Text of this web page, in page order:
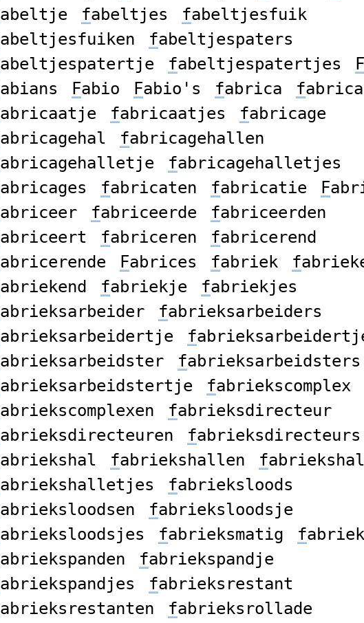
abeltje fabeltjes fabeltjesfuik
abeltjesfuiken fabeltjespaters
abeltjespatertje fabeltjespatertjes F
abians Fabio Fabio's fabrica f
abricaatje fabricaatjes fabricage
abricagehal fabricagehallen
abricagehalletje fabricagehalletjes
abricages fabricaten fabricatie F
abriceer fabriceerde fabriceerden
abriceert fabriceren fabricerend
abricerende Fabrices fabriek f
abriekend fabriekje fabriekjes
abrieksarbeider fabrieksarbeiders
abrieksarbeidertje f
abrieksarbeidster fabrieksarbeidsters
abrieksarbeidstertje fabriekscomplex
abriekscomplexen fabrieksdirecteur
abrieksdirecteuren fabrieksdirecteurs
abriekshal fabriekshallen f
abriekshalletjes fabrieksloods
abrieksloodsen fabrieksloodsje
abrieksloodsjes fabrieksmatig f
abriekspanden fabriekspandje
abriekspandjes fabrieksrestant
abrieksrestanten fabrieksrollade